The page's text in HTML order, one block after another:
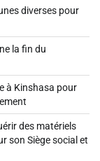
diverses pour
la fin du
à Kinshasa pour
des matériels
son Siège social et